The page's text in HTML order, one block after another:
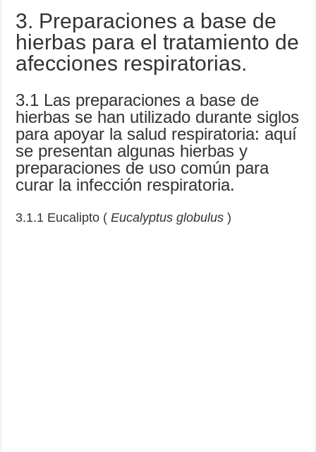
3. Preparaciones a base de
hierbas para el tratamiento de
afecciones respiratorias.
3.1 Las preparaciones a base de
hierbas se han utilizado durante siglos
para apoyar la salud respiratoria: aquí
se presentan algunas hierbas y
preparaciones de uso común para
curar la infección respiratoria.
3.1.1 Eucalipto (Eucalyptus globulus )